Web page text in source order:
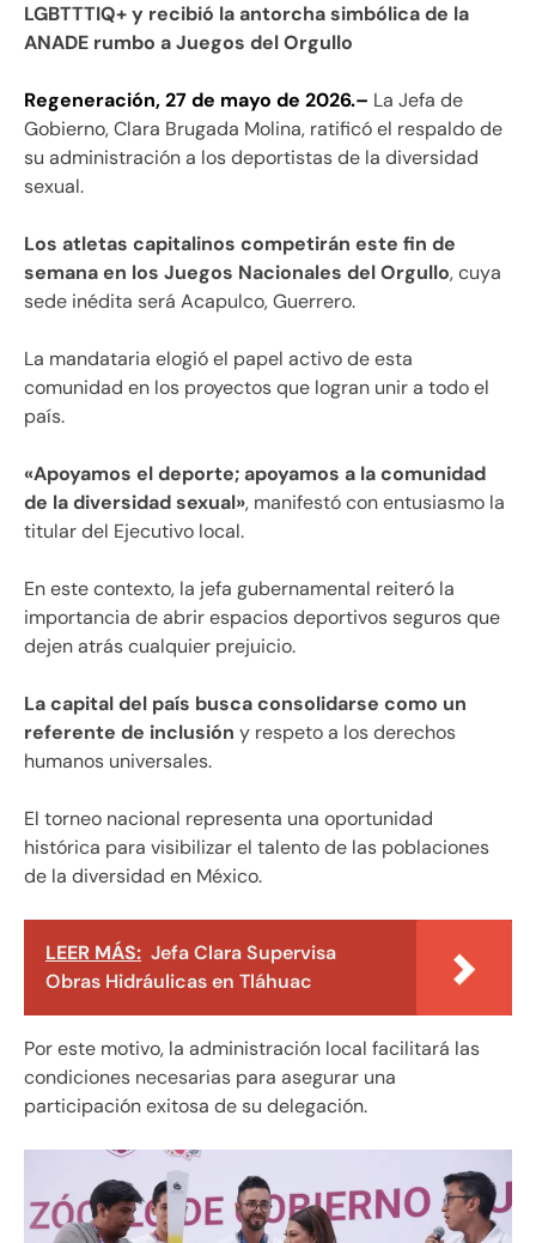
LGBTTTIQ+ y recibió la antorcha simbólica de la
ANADE rumbo a Juegos del Orgullo
Regeneración, 27 de mayo de 2026.– La Jefa de
Gobierno, Clara Brugada Molina, ratificó el respaldo de
su administración a los deportistas de la diversidad
sexual.
Los atletas capitalinos competirán este fin de
semana en los Juegos Nacionales del Orgullo, cuya
sede inédita será Acapulco, Guerrero.
La mandataria elogió el papel activo de esta
comunidad en los proyectos que logran unir a todo el
país.
«Apoyamos el deporte; apoyamos a la comunidad
de la diversidad sexual», manifestó con entusiasmo la
titular del Ejecutivo local.
En este contexto, la jefa gubernamental reiteró la
importancia de abrir espacios deportivos seguros que
dejen atrás cualquier prejuicio.
La capital del país busca consolidarse como un
referente de inclusión y respeto a los derechos
humanos universales.
El torneo nacional representa una oportunidad
histórica para visibilizar el talento de las poblaciones
de la diversidad en México.
LEER MÁS: Jefa Clara Supervisa
Obras Hidráulicas en Tláhuac
Por este motivo, la administración local facilitará las
condiciones necesarias para asegurar una
participación exitosa de su delegación.